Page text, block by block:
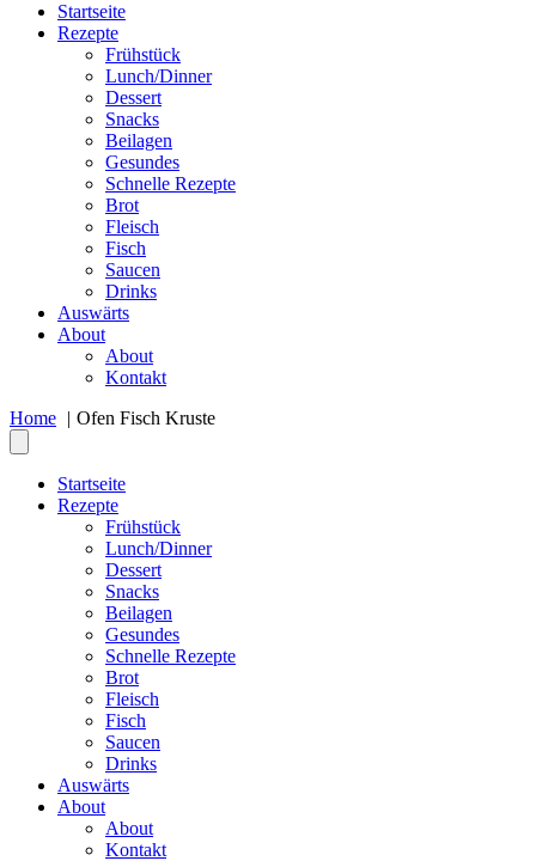
Startseite
Rezepte
Frühstück
Lunch/Dinner
Dessert
Snacks
Beilagen
Gesundes
Schnelle Rezepte
Brot
Fleisch
Fisch
Saucen
Drinks
Auswärts
About
About
Kontakt
Home
Ofen Fisch Kruste
Startseite
Rezepte
Frühstück
Lunch/Dinner
Dessert
Snacks
Beilagen
Gesundes
Schnelle Rezepte
Brot
Fleisch
Fisch
Saucen
Drinks
Auswärts
About
About
Kontakt